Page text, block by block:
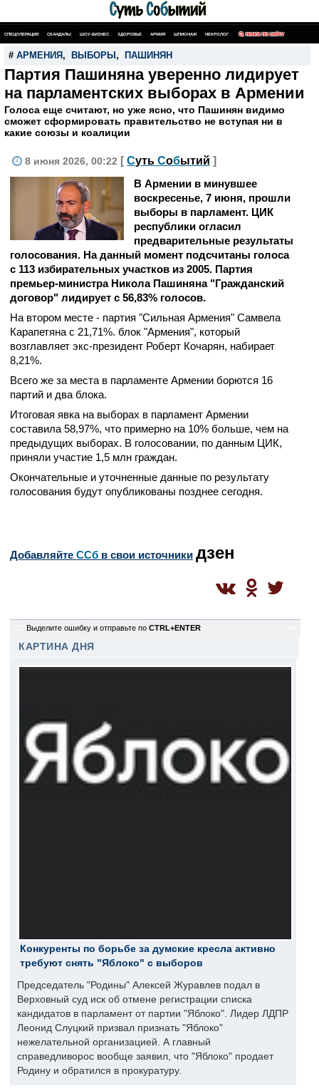
СПЕЦОПЕРАЦИЯ СКАНДАЛЫ ШОУ-БИЗНЕС ЗДОРОВЬЕ АРМИЯ ШПИОНАЖ НЕКРОЛОГ ПОИСК ПО САЙТУ
# АРМЕНИЯ , ВЫБОРЫ , ПАШИНЯН
Партия Пашиняна уверенно лидирует
на парламентских выборах в Армении
Голоса еще считают, но уже ясно, что Пашинян видимо
сможет сформировать правительство не вступая ни в
какие союзы и коалиции
8 июня 2026, 00:22 [ Суть Событий ]
В Армении в минувшее
воскресенье, 7 июня, прошли
выборы в парламент. ЦИК
республики огласил
предварительные результаты
голосования. На данный момент подсчитаны голоса
с 113 избирательных участков из 2005. Партия
премьер-министра Никола Пашиняна "Гражданский
договор" лидирует с 56,83% голосов.
На втором месте - партия "Сильная Армения" Самвела
Карапетяна с 21,71%. блок "Армения", который
возглавляет экс-президент Роберт Кочарян, набирает
8,21%.
Всего же за места в парламенте Армении борются 16
партий и два блока.
Итоговая явка на выборах в парламент Армении
составила 58,97%, что примерно на 10% больше, чем на
предыдущих выборах. В голосовании, по данным ЦИК,
приняли участие 1,5 млн граждан.
Окончательные и уточненные данные по результату
голосования будут опубликованы позднее сегодня.
Добавляйте CСб в свои источники дзен
Выделите ошибку и отправьте по CTRL+ENTER
КАРТИНА ДНЯ
Конкуренты по борьбе за думские кресла активно
требуют снять "Яблоко" с выборов
Председатель "Родины" Алексей Журавлев подал в
Верховный суд иск об отмене регистрации списка
кандидатов в парламент от партии "Яблоко". Лидер ЛДПР
Леонид Слуцкий призвал признать "Яблоко"
нежелательной организацией. А главный
справедливорос вообще заявил, что "Яблоко" продает
Родину и обратился в прокуратуру.